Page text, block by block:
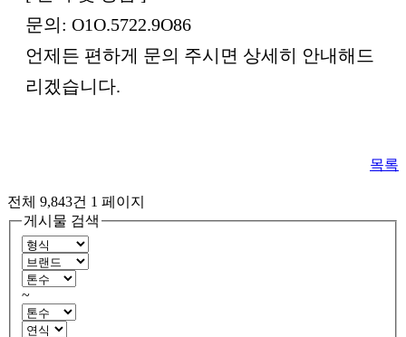
문의: O1O.5722.9O86
언제든 편하게 문의 주시면 상세히 안내해드
리겠습니다.
목록
전체 9,843건 1 페이지
게시물 검색
~